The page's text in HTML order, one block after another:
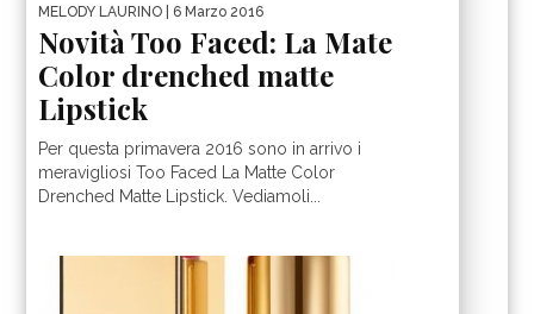
MELODY LAURINO | 6 Marzo 2016
Novità Too Faced: La Mate
Color drenched matte
Lipstick
Per questa primavera 2016 sono in arrivo i
meravigliosi Too Faced La Matte Color
Drenched Matte Lipstick. Vediamoli...